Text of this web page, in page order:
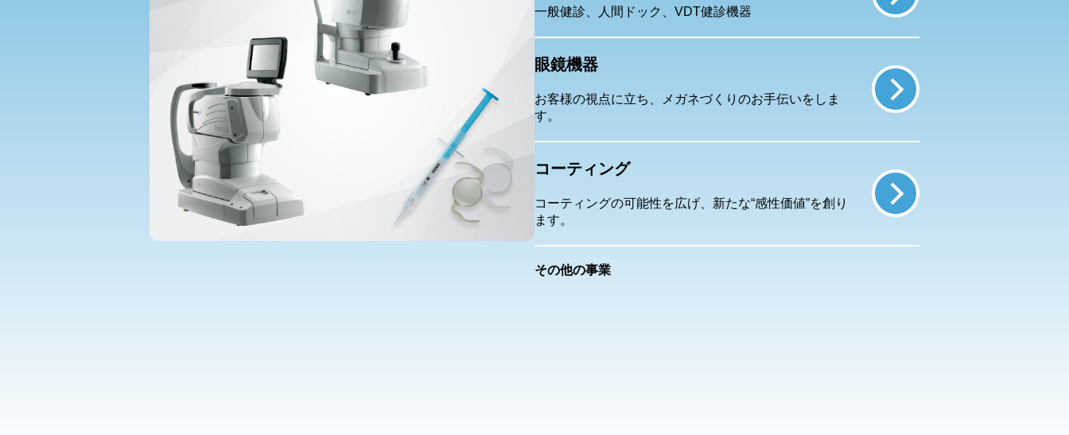
一般健診、人間ドック、VDT健診機器
眼鏡機器
お客様の視点に立ち、メガネづくりのお手伝いをしま
す。
コーティング
コーティングの可能性を広げ、新たな“感性価値”を創り
ます。
その他の事業